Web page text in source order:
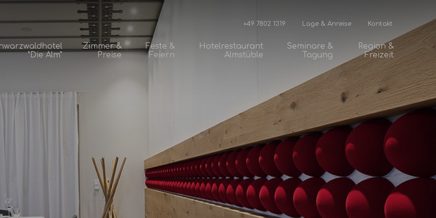
+49 7802 1319 Lage & Anreise Kontakt
"Die Alm"
Zimmer &
Preise
Feste &
Feiern
Hotelrestaurant
Almstüble
Seminare &
Tagung
Region &
Freizeit